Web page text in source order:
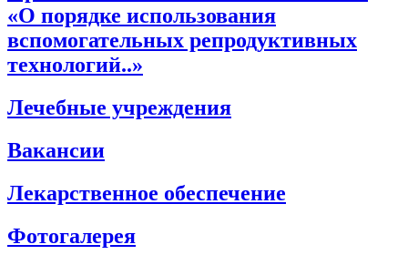
«О порядке использования
вспомогательных репродуктивных
технологий..»
Лечебные учреждения
Вакансии
Лекарственное обеспечение
Фотогалерея